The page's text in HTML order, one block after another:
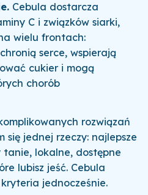
Cebula dostarcza
C i związków siarki,
wielu frontach:
serce, wspierają
cukier i mogą
chorób
rozwiązań
się jednej rzeczy: najlepsze
lokalne, dostępne
lubisz jeść. Cebula
jednocześnie.